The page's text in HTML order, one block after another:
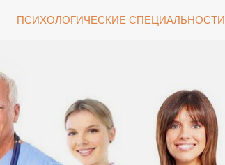
ПСИХОЛОГИЧЕСКИЕ СПЕЦИАЛЬНОСТИ